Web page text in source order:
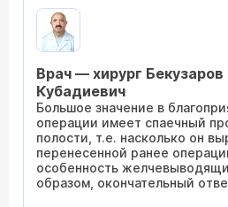
свертываемость крови
механическая желтуха, но
Сказали, что эндоскопию
желудке.(было удалено3/4
Врач — хирург
Кубадиевич
Большое значение в
операции имеет спаечный
полости, т.е. насколько он
перенесенной ранее
особенность
образом, окончательный